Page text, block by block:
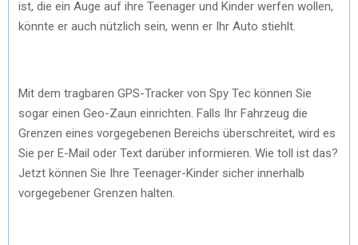
ist, die ein Auge auf ihre Teenager und Kinder werfen wollen,
könnte er auch nützlich sein, wenn er Ihr Auto stiehlt.
Mit dem tragbaren GPS-Tracker von Spy Tec können Sie
sogar einen Geo-Zaun einrichten. Falls Ihr Fahrzeug die
Grenzen eines vorgegebenen Bereichs überschreitet, wird es
Sie per E-Mail oder Text darüber informieren. Wie toll ist das?
Jetzt können Sie Ihre Teenager-Kinder sicher innerhalb
vorgegebener Grenzen halten.